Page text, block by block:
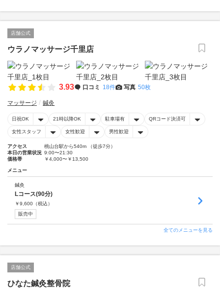
店舗公式
ウラノマッサージ千里店
3.93 口コミ 18件 写真 50枚
マッサージ 鍼灸
日祝OK 21時以降OK 駐車場有 QRコード決済可
女性スタッフ 女性歓迎 男性歓迎
アクセス
桃山台駅から540m （徒歩7分）
本日の営業状況 9:00〜21:30
価格帯
￥4,000〜￥13,500
メニュー
鍼灸
Lコース(90分)
￥9,600 （税込）
販売中
全てのメニューを見る
店舗公式
ひなた鍼灸整骨院